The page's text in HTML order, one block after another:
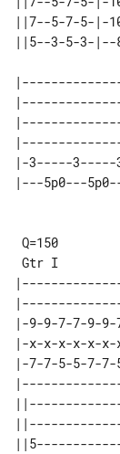
||7--5-7-5-|-
|-3-----
|-9-9-7-7-9-
|-x-x-x-x-x-
|-7-7-5-5-7-